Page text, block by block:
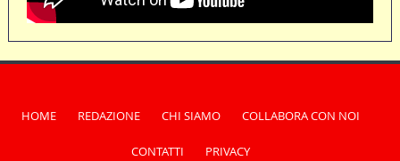
HOME REDAZIONE CHI SIAMO COLLABORA CON NOI
CONTATTI PRIVACY